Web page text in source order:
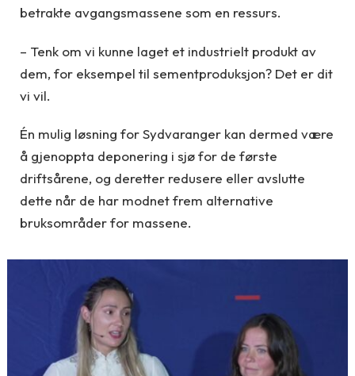
betrakte avgangsmassene som en ressurs.
– Tenk om vi kunne laget et industrielt produkt av
dem, for eksempel til sementproduksjon? Det er dit
vi vil.
Én mulig løsning for Sydvaranger kan dermed være
å gjenoppta deponering i sjø for de første
driftsårene, og deretter redusere eller avslutte
dette når de har modnet frem alternative
bruksområder for massene.